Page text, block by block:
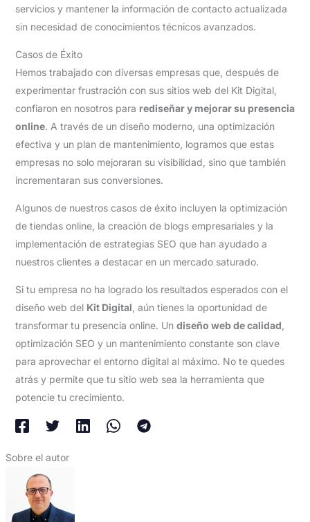
servicios y mantener la información de contacto actualizada
sin necesidad de conocimientos técnicos avanzados.
Casos de Éxito
Hemos trabajado con diversas empresas que, después de
experimentar frustración con sus sitios web del Kit Digital,
confiaron en nosotros para rediseñar y mejorar su presencia
online. A través de un diseño moderno, una optimización
efectiva y un plan de mantenimiento, logramos que estas
empresas no solo mejoraran su visibilidad, sino que también
incrementaran sus conversiones.
Algunos de nuestros casos de éxito incluyen la optimización
de tiendas online, la creación de blogs empresariales y la
implementación de estrategias SEO que han ayudado a
nuestros clientes a destacar en un mercado saturado.
Si tu empresa no ha logrado los resultados esperados con el
diseño web del Kit Digital , aún tienes la oportunidad de
transformar tu presencia online. Un diseño web de calidad
optimización SEO y un mantenimiento constante son clave
para aprovechar el entorno digital al máximo. No te quedes
atrás y permite que tu sitio web sea la herramienta que
potencie tu crecimiento.
Sobre el autor